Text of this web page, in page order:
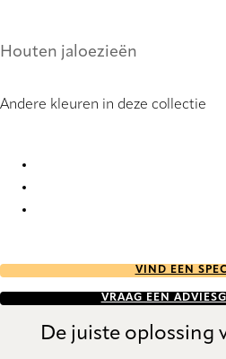
Houten jaloezieën
Andere kleuren in deze collectie
VIND EEN
VRAAG EEN
De juiste oplossing